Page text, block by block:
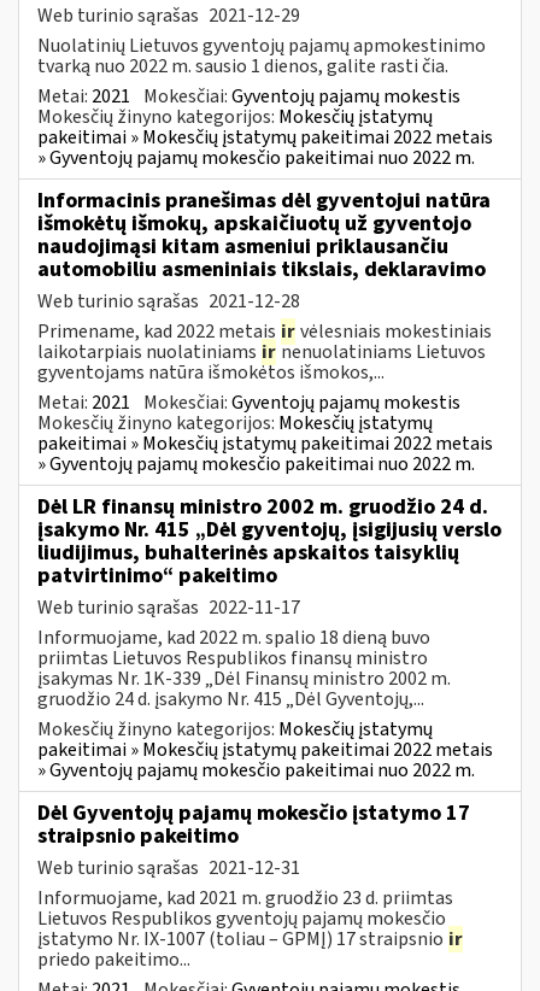
Web turinio sąrašas 2021-12-29
Nuolatinių Lietuvos gyventojų pajamų apmokestinimo
tvarką nuo 2022 m. sausio 1 dienos, galite rasti čia.
Metai: 2021 Mokesčiai:Gyventojų pajamų mokestis
Mokesčių žinyno kategorijos: Mokesčių įstatymų
pakeitimai » Mokesčių įstatymų pakeitimai 2022 metais
» Gyventojų pajamų mokesčio pakeitimai nuo 2022 m.
Informacinis pranešimas dėl gyventojui natūra
išmokėtų išmokų, apskaičiuotų už gyventojo
naudojimąsi kitam asmeniui priklausančiu
automobiliu asmeniniais tikslais, deklaravimo
Web turinio sąrašas 2021-12-28
Primename, kad 2022 metais irvėlesniais mokestiniais
laikotarpiais nuolatiniams irnenuolatiniams Lietuvos
gyventojams natūra išmokėtos išmokos,...
Metai: 2021 Mokesčiai:Gyventojų pajamų mokestis
Mokesčių žinyno kategorijos: Mokesčių įstatymų
pakeitimai » Mokesčių įstatymų pakeitimai 2022 metais
» Gyventojų pajamų mokesčio pakeitimai nuo 2022 m.
Dėl LR finansų ministro 2002 m. gruodžio 24 d.
įsakymo Nr. 415 „Dėl gyventojų, įsigijusių verslo
liudijimus, buhalterinės apskaitos taisyklių
patvirtinimo“ pakeitimo
Web turinio sąrašas 2022-11-17
Informuojame, kad 2022 m. spalio 18 dieną buvo
priimtas Lietuvos Respublikos finansų ministro
įsakymas Nr. 1K-339 „Dėl Finansų ministro 2002 m.
gruodžio 24 d. įsakymo Nr. 415 „Dėl Gyventojų,...
Mokesčių žinyno kategorijos: Mokesčių įstatymų
pakeitimai » Mokesčių įstatymų pakeitimai 2022 metais
» Gyventojų pajamų mokesčio pakeitimai nuo 2022 m.
Dėl Gyventojų pajamų mokesčio įstatymo 17
straipsnio pakeitimo
Web turinio sąrašas 2021-12-31
Informuojame, kad 2021 m. gruodžio 23 d. priimtas
Lietuvos Respublikos gyventojų pajamų mokesčio
įstatymo Nr. IX-1007 (toliau – GPMĮ) 17 straipsnio ir
priedo pakeitimo...